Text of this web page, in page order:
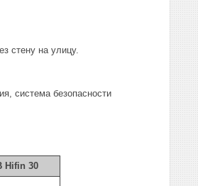
стену на улицу.
система безопасности
Hifin 30